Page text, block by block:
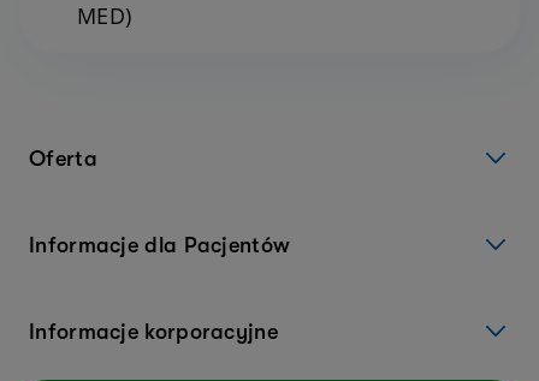
MED)
Oferta
Informacje dla Pacjentów
Informacje korporacyjne